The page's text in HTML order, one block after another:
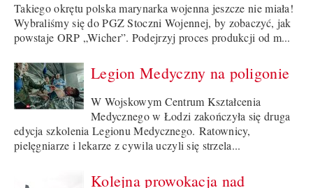
Takiego okrętu polska marynarka wojenna jeszcze nie miała!
Wybraliśmy się do PGZ Stoczni Wojennej, by zobaczyć, jak
powstaje ORP „Wicher”. Podejrzyj proces produkcji od m...
Legion Medyczny na poligonie
W Wojskowym Centrum Kształcenia
Medycznego w Łodzi zakończyła się druga
edycja szkolenia Legionu Medycznego. Ratownicy,
pielęgniarze i lekarze z cywila uczyli się strzela...
Kolejna prowokacja nad